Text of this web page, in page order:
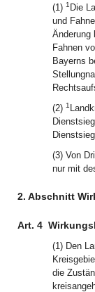
(1) 1 Die
und
Änderung
Fahnen
Bayerns
(2) 1
(3) Von
nur mit
2. Abschnitt
Art. 4
(1) Den
die